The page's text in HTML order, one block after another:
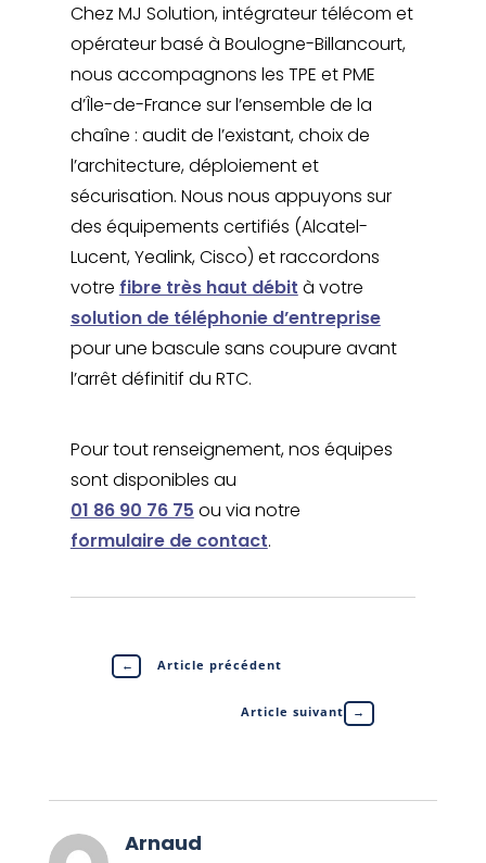
Chez MJ Solution, intégrateur télécom et
opérateur basé à Boulogne-Billancourt,
nous accompagnons les TPE et PME
d’Île-de-France sur l’ensemble de la
chaîne : audit de l’existant, choix de
l’architecture, déploiement et
sécurisation. Nous nous appuyons sur
des équipements certifiés (Alcatel-
Lucent, Yealink, Cisco) et raccordons
votre fibre très haut débit à votre
solution de téléphonie d’entreprise
pour une bascule sans coupure avant
l’arrêt définitif du RTC.
Pour tout renseignement, nos équipes
sont disponibles au
01 86 90 76 75 ou via notre
formulaire de contact.
← Article précédent
Article suivant →
Arnaud